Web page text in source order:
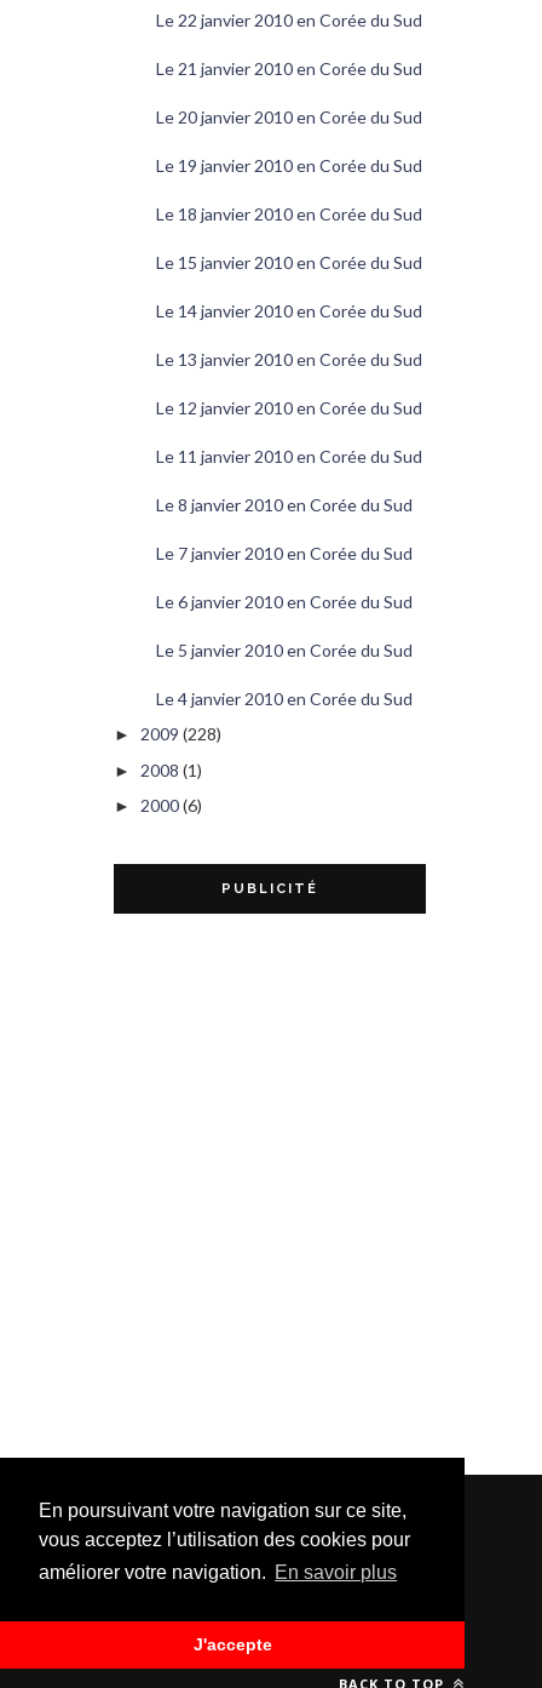
En poursuivant votre navigation sur ce site,
vous acceptez l’utilisation des cookies pour
améliorer votre navigation. En savoir plus
J'accepte
Le 22 janvier 2010 en Corée du Sud
Le 21 janvier 2010 en Corée du Sud
Le 20 janvier 2010 en Corée du Sud
Le 19 janvier 2010 en Corée du Sud
Le 18 janvier 2010 en Corée du Sud
Le 15 janvier 2010 en Corée du Sud
Le 14 janvier 2010 en Corée du Sud
Le 13 janvier 2010 en Corée du Sud
Le 12 janvier 2010 en Corée du Sud
Le 11 janvier 2010 en Corée du Sud
Le 8 janvier 2010 en Corée du Sud
Le 7 janvier 2010 en Corée du Sud
Le 6 janvier 2010 en Corée du Sud
Le 5 janvier 2010 en Corée du Sud
Le 4 janvier 2010 en Corée du Sud
► 2009 (228)
► 2008 (1)
► 2000(6)
PUBLICITÉ
Gooyaabi Templates. All Rights Reserved.
BACK TO TOP